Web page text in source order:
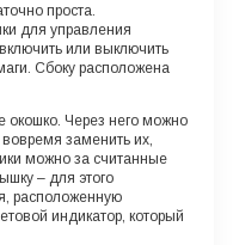
проста.
для управления
или выключить
Сбоку расположена
окошко. Через него можно
вовремя заменить их,
можно за считанные
– для этого
расположенную
индикатор, который